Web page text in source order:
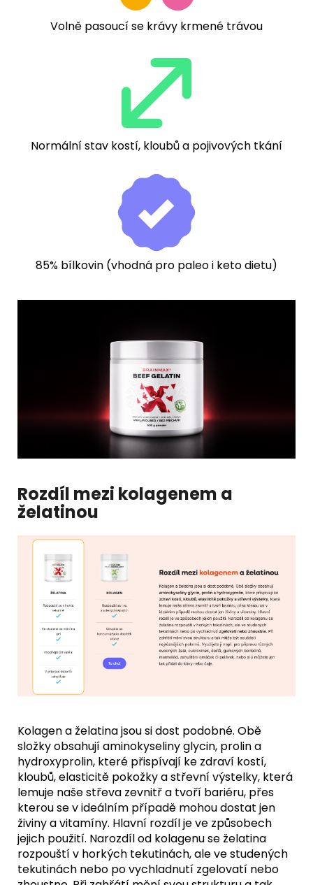
Volně pasoucí se krávy krmené trávou
Normální stav kostí, kloubů a pojivových tkání
85% bílkovin (vhodná pro paleo i keto dietu)
Rozdíl mezi kolagenem a
želatinou
Kolagen a želatina jsou si dost podobné. Obě
složky obsahují aminokyseliny glycin, prolin a
hydroxyprolin, které přispívají ke zdraví kostí,
kloubů, elasticitě pokožky a střevní výstelky, která
lemuje naše střeva zevnitř a tvoří bariéru, přes
kterou se v ideálním případě mohou dostat jen
živiny a vitamíny. Hlavní rozdíl je ve způsobech
jejich použití. Narozdíl od kolagenu se želatina
rozpouští v horkých tekutinách, ale ve studených
tekutinách nebo po vychladnutí zgelovatí nebo